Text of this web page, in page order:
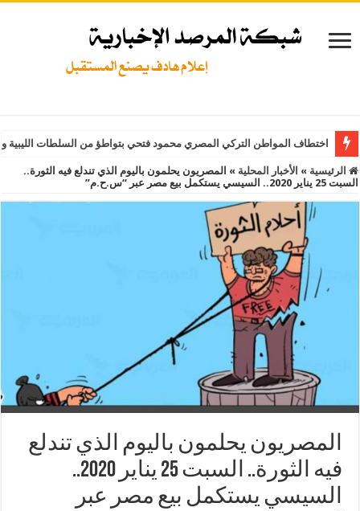
اختطاف المواطن التركي المصري محمود فتحي بتواطؤ من السلطات
الرئيسية » الأخبار المحلية » المصريون يحلمون باليوم الذي تندلع فيه الثورة..
السبت 25 يناير 2020.. السيسي يستكمل بيع مصر عبر “س.ح.م”
المصريون يحلمون باليوم الذي تندلع
فيه الثورة.. السبت 25 يناير 2020..
السيسي يستكمل بيع مصر عبر